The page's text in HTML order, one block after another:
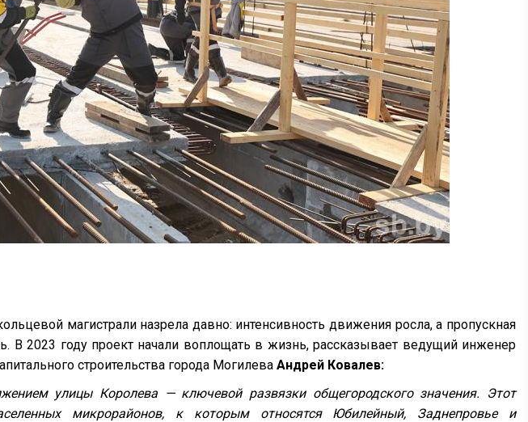
магистрали назрела давно: интенсивность движения росла, а пропускная
В 2023 году проект начали воплощать в жизнь, рассказывает ведущий инженер
строительства города Могилева Андрей Ковалев:
улицы Королева — ключевой развязки общегородского значения. Этот
микрорайонов, к которым относятся Юбилейный, Заднепровье и